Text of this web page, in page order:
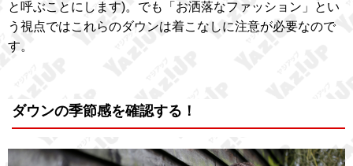
と呼ぶことにします)。でも「お洒落なファッション」とい
う視点ではこれらのダウンは着こなしに注意が必要なので
す。
ダウンの季節感を確認する！